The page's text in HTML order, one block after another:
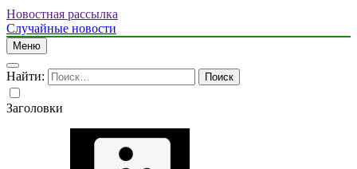
Новостная рассылка
Случайные новости
Меню
Найти:
Заголовки